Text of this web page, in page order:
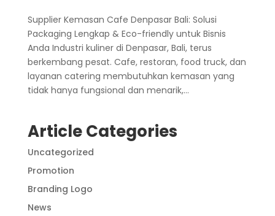
Supplier Kemasan Cafe Denpasar Bali: Solusi
Packaging Lengkap & Eco-friendly untuk Bisnis
Anda Industri kuliner di Denpasar, Bali, terus
berkembang pesat. Cafe, restoran, food truck, dan
layanan catering membutuhkan kemasan yang
tidak hanya fungsional dan menarik,...
Article Categories
Uncategorized
Promotion
Branding Logo
News